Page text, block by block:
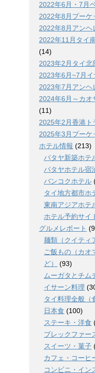
2022年6月・7月
2022年8月プーケ
2022年8月アンヘ
2022年11月タイ
(14)
2023年2月タイ北
2023年6月~7月
2023年7月アンヘ
2024年6月～カオ
(11)
2025年2月香港ト
2025年3月プーケ
ホテル情報 (213)
パタヤ新築ホテ
パタヤホテル宿
バンコクホテル
タイ地方都市ホ
東南アジアホテ
ホテル予約サイ
グルメレポート
麺類（クイティ
ご飯もの（カオ
ど）
(93)
ムーガタとチム
イサーン料理
タイ料理全般（
日本食 (100)
ステーキ・洋食
ブレックファー
スイーツ・菓子
カフェ・コーヒ
コンビニ・イン